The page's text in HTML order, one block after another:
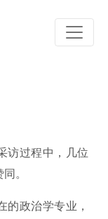
访过程中，几位
。
政治学专业，